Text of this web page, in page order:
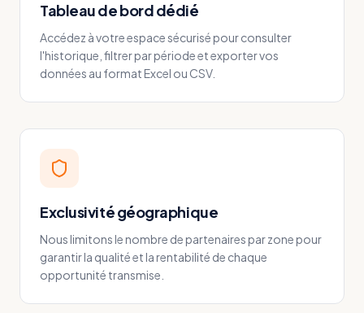
Tableau de bord dédié
Accédez à votre espace sécurisé pour consulter
l'historique, filtrer par période et exporter vos
données au format Excel ou CSV.
Exclusivité géographique
Nous limitons le nombre de partenaires par zone pour
garantir la qualité et la rentabilité de chaque
opportunité transmise.